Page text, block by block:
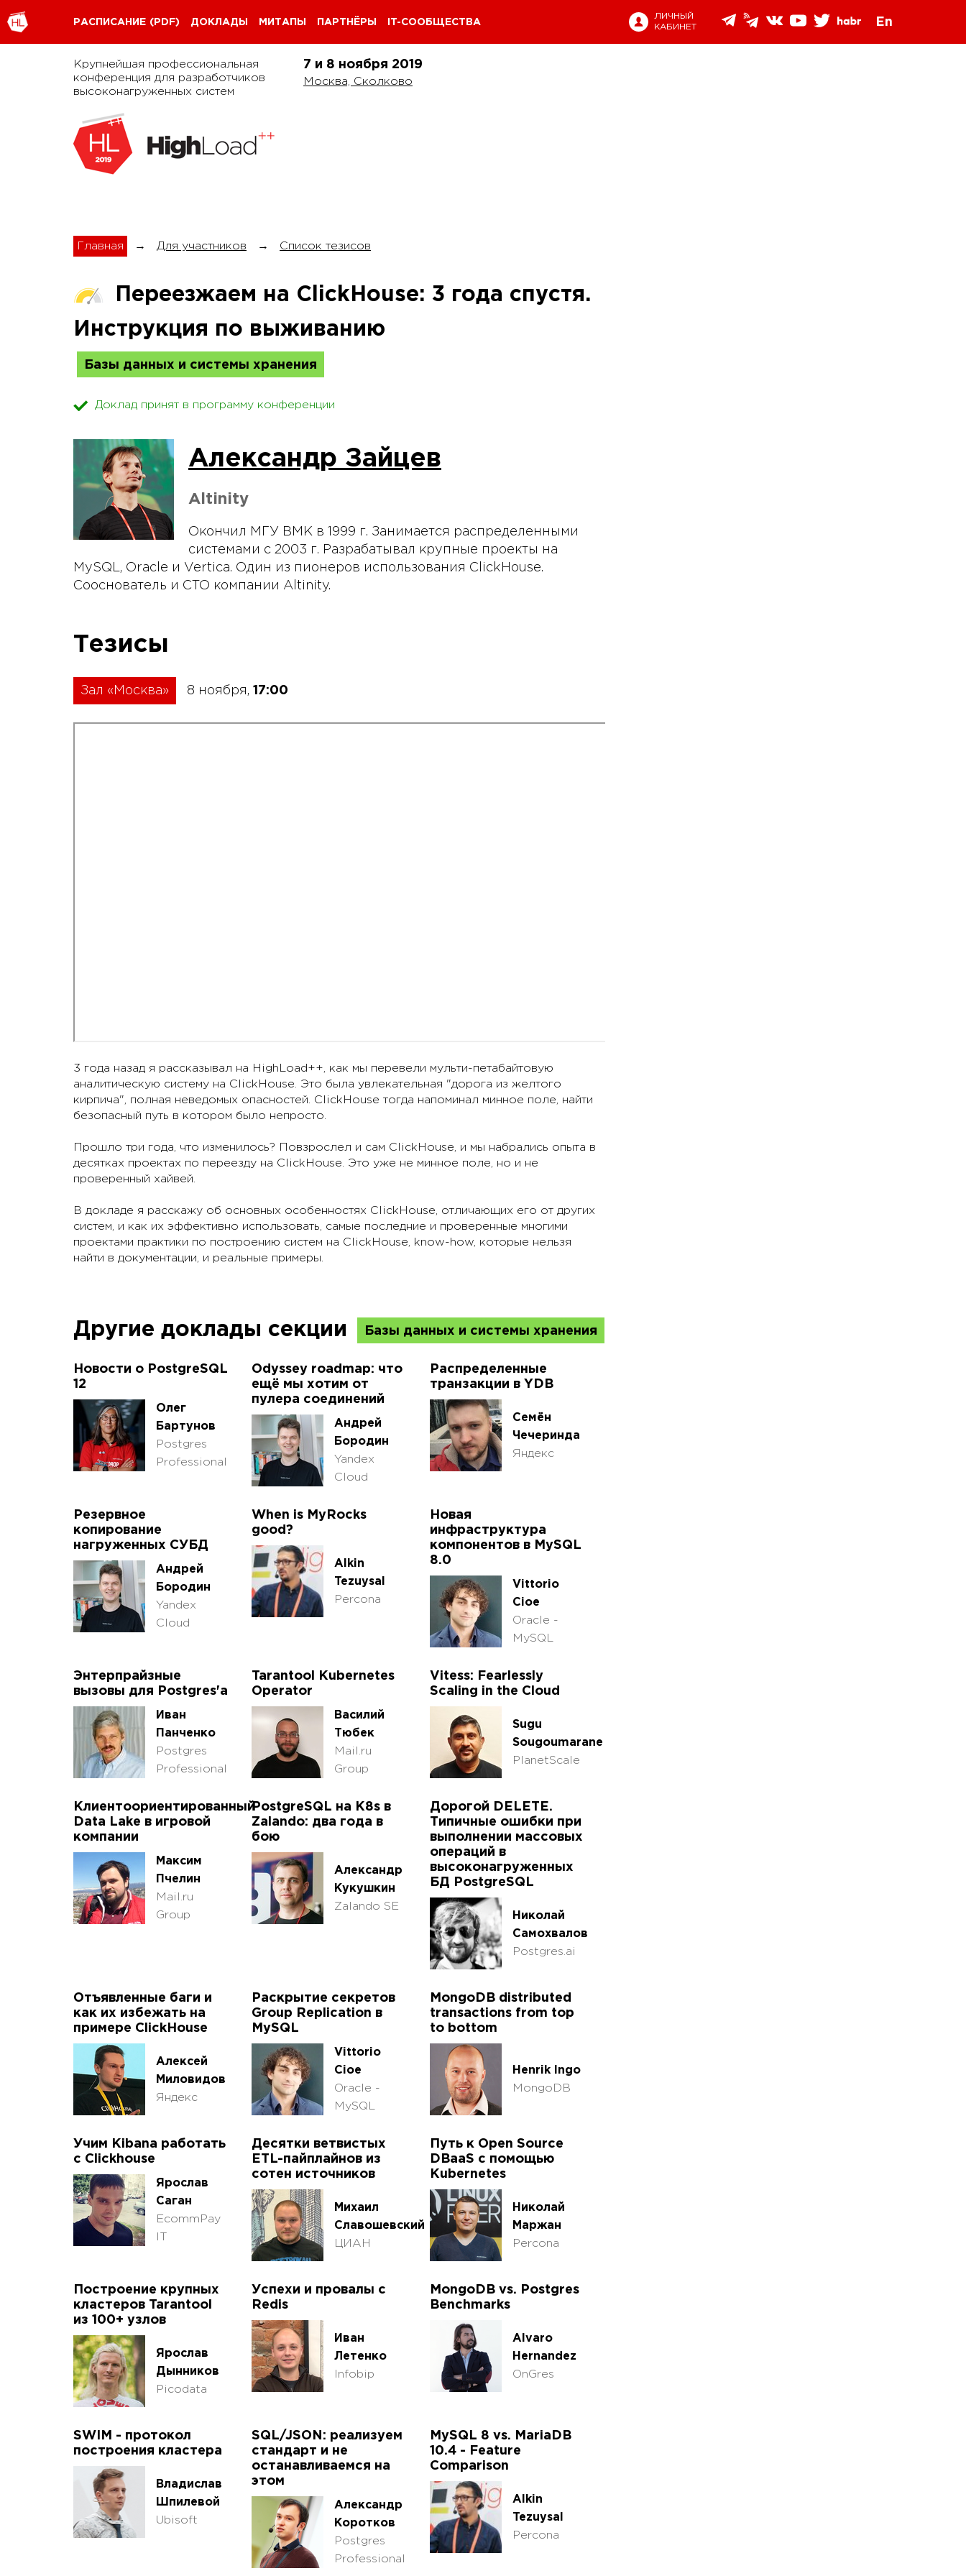
РАСПИСАНИЕ (PDF) ДОКЛАДЫ МИТАПЫ ПАРТНЁРЫ IT-СООБЩЕСТВА
ЛИЧНЫЙ
КАБИНЕТ
En
Крупнейшая профессиональная
конференция для разработчиков
высоконагруженных систем
7 и 8 ноября 2019
Москва, Сколково
Главная → Для участников → Список тезисов
Переезжаем на ClickHouse: 3 года спустя.
Инструкция по выживанию
Базы данных и системы хранения
Доклад принят в программу конференции
Александр Зайцев
Altinity
Окончил МГУ ВМК в 1999 г. Занимается распределенными
системами с 2003 г. Разрабатывал крупные проекты на
MySQL, Oracle и Vertica. Один из пионеров использования ClickHouse.
Сооснователь и CTO компании Altinity.
Тезисы
Зал «Москва» 8 ноября, 17:00
3 года назад я рассказывал на HighLoad++, как мы перевели мульти-петабайтовую
аналитическую систему на ClickHouse. Это была увлекательная "дорога из желтого
кирпича", полная неведомых опасностей. ClickHouse тогда напоминал минное поле, найти
безопасный путь в котором было непросто.
Прошло три года, что изменилось? Повзрослел и сам ClickHouse, и мы набрались опыта в
десятках проектах по переезду на ClickHouse. Это уже не минное поле, но и не
проверенный хайвей.
В докладе я расскажу об основных особенностях ClickHouse, отличающих его от других
систем, и как их эффективно использовать, самые последние и проверенные многими
проектами практики по построению систем на ClickHouse, know-how, которые нельзя
найти в документации, и реальные примеры.
Другие доклады секции Базы данных и системы хранения
Hовости о PostgreSQL
12
Олег
Бартунов
Postgres
Professional
Odyssey roadmap: что
ещё мы хотим от
пулера соединений
Андрей
Бородин
Yandex
Cloud
Распределенные
транзакции в YDB
Семён
Чечеринда
Яндекс
Резервное
копирование
нагруженных СУБД
Андрей
Бородин
Yandex
Cloud
When is MyRocks
good?
Alkin
Tezuysal
Percona
Новая
инфраструктура
компонентов в MySQL
8.0
Vittorio
Cioe
Oracle -
MySQL
Энтерпрайзные
вызовы для Postgres'а
Иван
Панченко
Postgres
Professional
Tarantool Kubernetes
Operator
Василий
Тюбек
Mail.ru
Group
Vitess: Fearlessly
Scaling in the Cloud
Sugu
Sougoumarane
PlanetScale
Клиентоориентированный
Data Lake в игровой
компании
Максим
Пчелин
Mail.ru
Group
PostgreSQL на K8s в
Zalando: два года в
бою
Александр
Кукушкин
Zalando SE
Дорогой DELETE.
Типичные ошибки при
выполнении массовых
операций в
высоконагруженных
БД PostgreSQL
Николай
Самохвалов
Postgres.ai
Отъявленные баги и
как их избежать на
примере ClickHouse
Алексей
Миловидов
Яндекс
Раскрытие секретов
Group Replication в
MySQL
Vittorio
Cioe
Oracle -
MySQL
MongoDB distributed
transactions from top
to bottom
Henrik Ingo
MongoDB
Учим Kibana работать
с Clickhouse
Ярослав
Саган
EcommPay
Десятки ветвистых
ETL-пайплайнов из
сотен источников
Михаил
Славошевский
ЦИАН
Путь к Open Source
DBaaS с помощью
Kubernetes
Николай
Маржан
Percona
Построение крупных
кластеров Tarantool
из 100+ узлов
Ярослав
Дынников
Picodata
Успехи и провалы с
Redis
Иван
Летенко
Infobip
MongoDB vs. Postgres
Benchmarks
Alvaro
Hernandez
OnGres
SWIM - протокол
построения кластера
Владислав
Шпилевой
Ubisoft
SQL/JSON: реализуем
стандарт и не
останавливаемся на
этом
Александр
Коротков
Postgres
Professional
MySQL 8 vs. MariaDB
10.4 - Feature
Comparison
Alkin
Tezuysal
Percona